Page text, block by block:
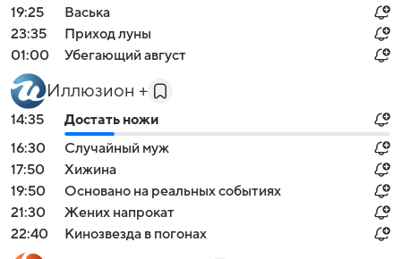
19:25
Васька
23:35
Приход луны
01:00
Убегающий август
Иллюзион +
14:35
Достать ножи
16:30
Случайный муж
17:50
Хижина
19:50
Основано на реальных событиях
21:30
Жених напрокат
22:40
Кинозвезда в погонах